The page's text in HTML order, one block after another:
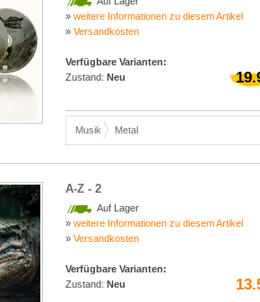
» weitere Informationen zu diesem Artikel
» Versandkosten
Verfügbare Varianten:
Zustand: Neu
Musik Metal
A-Z - 2
Auf Lager
» weitere Informationen zu diesem Artikel
» Versandkosten
Verfügbare Varianten:
Zustand: Neu